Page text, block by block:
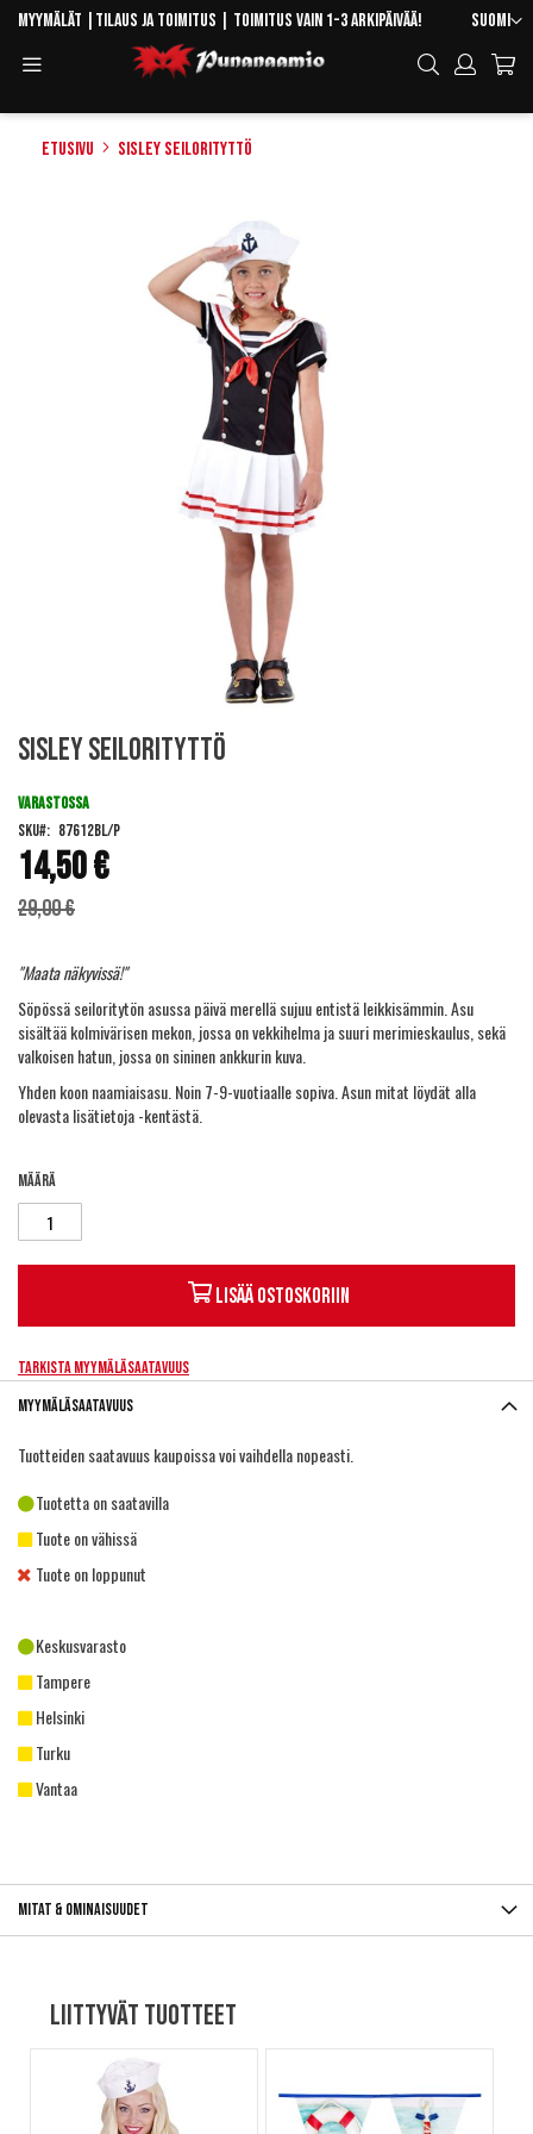
Skip
Content
Kieli
Suomi
Myymälät Tilaus ja toimitus | Toimitus vain 1-3 arkipäivää!
Hae
Etusivu Sisley Seilorityttö
to
beginning
the
images
gallery
Sisley Seilorityttö
Alennushinta
14,50 €
29,00 €
VARASTOSSA
SKU
87612BL/P
"Maata näkyvissä!"
Söpössä seiloritytön asussa päivä merellä sujuu entistä leikkisämmin. Asu
sisältää kolmivärisen mekon, jossa on vekkihelma ja suuri merimieskaulus, sekä
valkoisen hatun, jossa on sininen ankkurin kuva.
Yhden koon naamiaisasu. Noin 7-9-vuotiaalle sopiva. Asun mitat löydät alla
olevasta lisätietoja -kentästä.
Määrä
Lisää ostoskoriin
Tarkista myymäläsaatavuus
Myymäläsaatavuus
Tuotteiden saatavuus kaupoissa voi vaihdella nopeasti.
Tuotetta on saatavilla
Tuote on vähissä
Tuote on loppunut
Keskusvarasto
Tampere
Helsinki
Turku
Vantaa
Mitat & ominaisuudet
Liittyvät tuotteet